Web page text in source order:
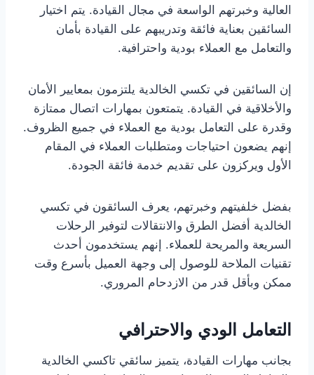
العالية وخبرتهم الواسعة في مجال القيادة. يتم اختيار
السائقين بعناية فائقة وتدريبهم على القيادة بأمان
والتعامل مع العملاء بودية واحترافية.
إن السائقين في تكسي الخالدية يلتزمون بمعايير الأمان
والأخلاقية في القيادة. يتمتعون بمهارات اتصال ممتازة
وقدرة على التعامل بودية مع العملاء في جميع الظروف.
إنهم يضعون احتياجات ومتطلبات العملاء في المقام
الأول ويركزون على تقديم خدمة فائقة الجودة.
بفضل خلفيتهم وخبرتهم، يعرف السائقون في تكسي
الخالدية أفضل الطرق والانتقالات لتوفير الرحلات
السريعة والمريحة للعملاء. إنهم يستخدمون أحدث
تقنيات الملاحة للوصول إلى وجهة العميل بأسرع وقت
ممكن وبأقل قدر من الازدحام المروري.
التعامل الودي والاحترافي
بجانب مهارات القيادة، يتميز سائقي تاكسي الخالدية